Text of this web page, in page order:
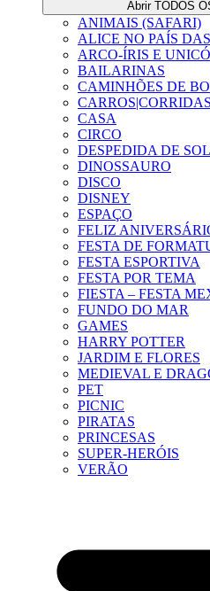
Abrir TODOS
ANIMAIS (SAFARI)
ALICE NO PAÍS
ARCO-ÍRIS E
BAILARINAS
CAMINHÕES DE
CASA
CIRCO
DESPEDIDA DE
DINOSSAURO
DISCO
DISNEY
ESPAÇO
FELIZ
FESTA DE
FESTA ESPORTIVA
FESTA POR TEMA
FIESTA – FESTA
FUNDO DO MAR
GAMES
HARRY POTTER
JARDIM E FLORES
MEDIEVAL E
PET
PICNIC
PIRATAS
PRINCESAS
SUPER-HERÓIS
VERÃO